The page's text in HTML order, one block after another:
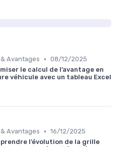
Avantages • 08/12/2025
le calcul de l’avantage en
véhicule avec un tableau Excel
Avantages • 16/12/2025
l’évolution de la grille